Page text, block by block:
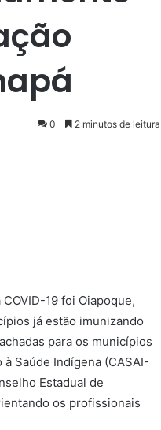
0 2 minutos de leitura
19 foi Oiapoque,
já estão imunizando
para os municípios
Saúde Indígena (CASAI-
Estadual de
os profissionais